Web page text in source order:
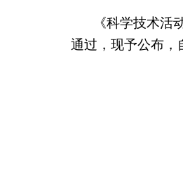
《科学技术活
通过，现予公布，